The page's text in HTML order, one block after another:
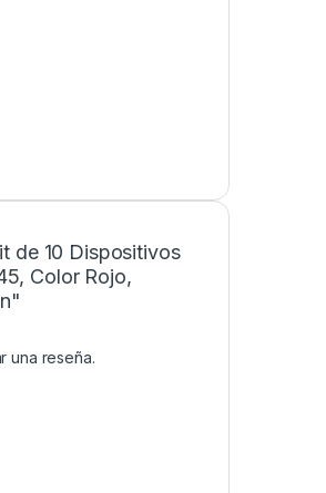
de 10 Dispositivos
Color Rojo,
una reseña.